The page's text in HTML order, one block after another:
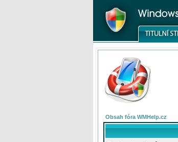
Obsah fóra WMHelp.cz